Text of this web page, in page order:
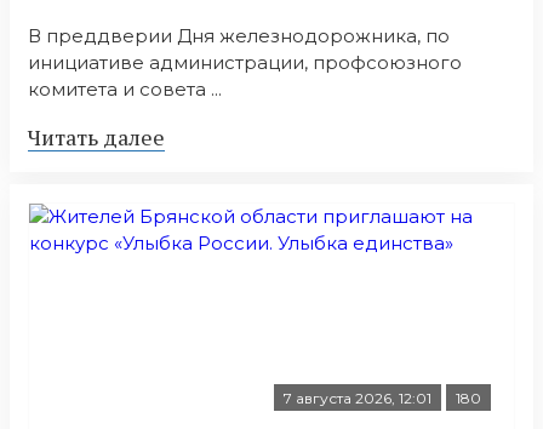
В преддверии Дня железнодорожника, по
инициативе администрации, профсоюзного
комитета и совета ...
Читать далее
7 августа 2026, 12:01 180